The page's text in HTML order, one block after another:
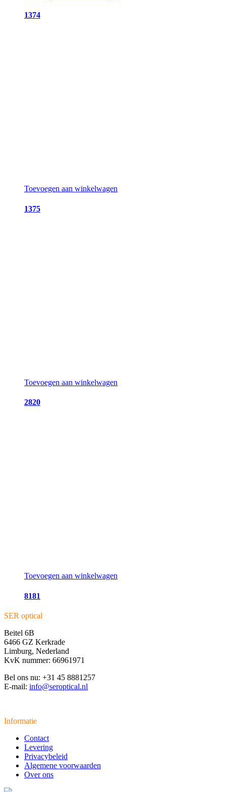
1374
Toevoegen aan winkelwagen
1375
Toevoegen aan winkelwagen
2820
Toevoegen aan winkelwagen
8181
SER optical
Beitel 6B
6466 GZ Kerkrade
Limburg, Nederland
KvK nummer: 66961971
Bel ons nu: +31 45 8881257
E-mail: info@seroptical.nl
Informatie
Contact
Levering
Privacybeleid
Algemene voorwaarden
Over ons